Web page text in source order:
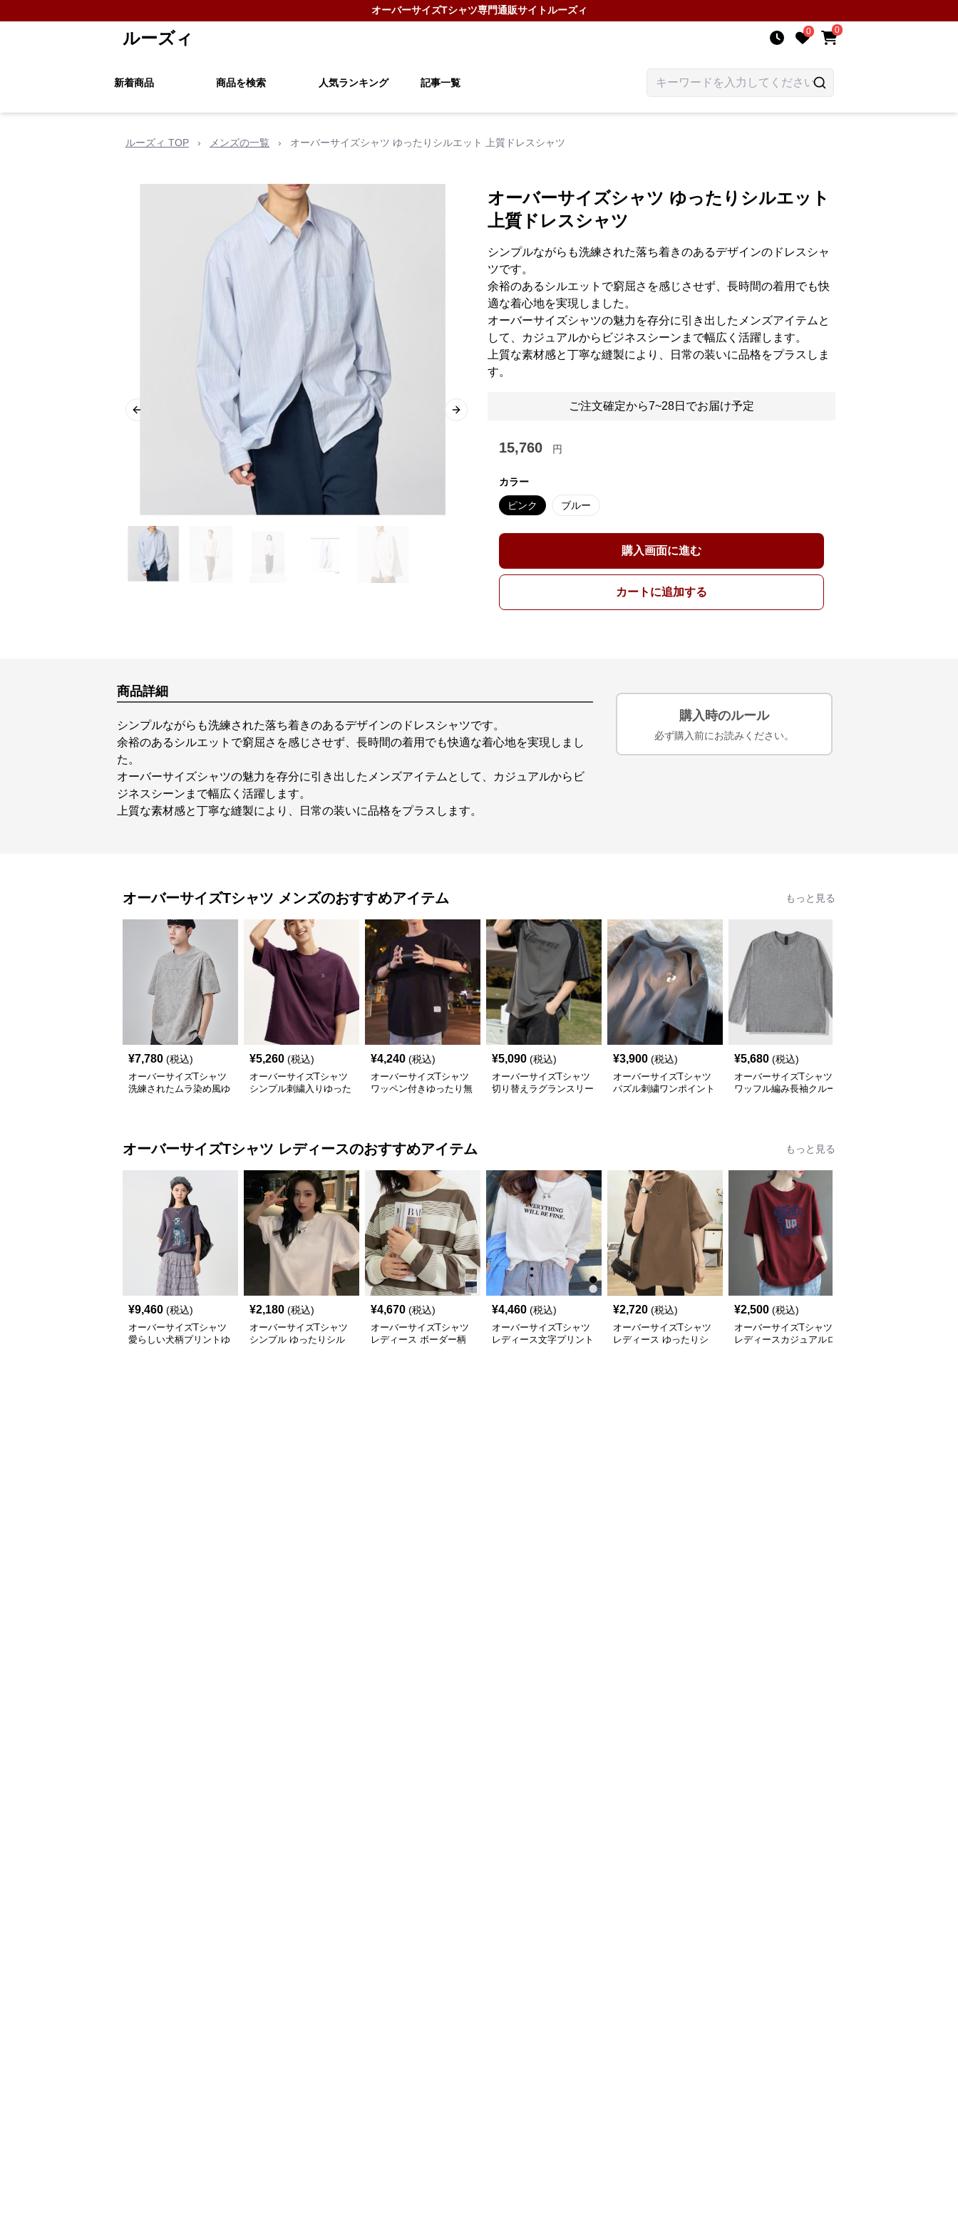
オーバーサイズTシャツ専門通販サイトルーズィ
ルーズィ 0 0
新着商品 商品を検索 人気ランキング 記事一覧
ルーズィ TOP › メンズの一覧 › オーバーサイズシャツ ゆったりシルエット 上質ドレスシャツ
Previous slide Next slide
オーバーサイズシャツ ゆったりシルエット
上質ドレスシャツ
シンプルながらも洗練された落ち着きのあるデザインのドレスシャ
ツです。
余裕のあるシルエットで窮屈さを感じさせず、長時間の着用でも快
適な着心地を実現しました。
オーバーサイズシャツの魅力を存分に引き出したメンズアイテムと
して、カジュアルからビジネスシーンまで幅広く活躍します。
上質な素材感と丁寧な縫製により、日常の装いに品格をプラスしま
す。
ご注文確定から7~28日でお届け予定
15,760 円
カラー
ピンク ブルー
購入画面に進む
カートに追加する
商品詳細
シンプルながらも洗練された落ち着きのあるデザインのドレスシャツです。
余裕のあるシルエットで窮屈さを感じさせず、長時間の着用でも快適な着心地を実現しまし
た。
オーバーサイズシャツの魅力を存分に引き出したメンズアイテムとして、カジュアルからビ
ジネスシーンまで幅広く活躍します。
上質な素材感と丁寧な縫製により、日常の装いに品格をプラスします。
購入時のルール
必ず購入前にお読みください。
オーバーサイズTシャツ メンズのおすすめアイテム もっと見る
¥7,780 (税込)
オーバーサイズTシャツ
洗練されたムラ染め風ゆ
¥5,260 (税込)
オーバーサイズTシャツ
シンプル刺繍入りゆった
¥4,240 (税込)
オーバーサイズTシャツ
ワッペン付きゆったり無
¥5,090 (税込)
オーバーサイズTシャツ
切り替えラグランスリー
¥3,900 (税込)
オーバーサイズTシャツ
パズル刺繍ワンポイント
¥5,680 (税込)
オーバーサイズTシャツ
ワッフル編み長袖クルー
オーバーサイズTシャツ レディースのおすすめアイテム もっと見る
¥9,460 (税込)
オーバーサイズTシャツ
愛らしい犬柄プリントゆ
¥2,180 (税込)
オーバーサイズTシャツ
シンプル ゆったりシル
¥4,670 (税込)
オーバーサイズTシャツ
レディース ボーダー柄
¥4,460 (税込)
オーバーサイズTシャツ
レディース文字プリント
¥2,720 (税込)
オーバーサイズTシャツ
レディース ゆったりシ
¥2,500 (税込)
オーバーサイズTシャツ
レディースカジュアルロ